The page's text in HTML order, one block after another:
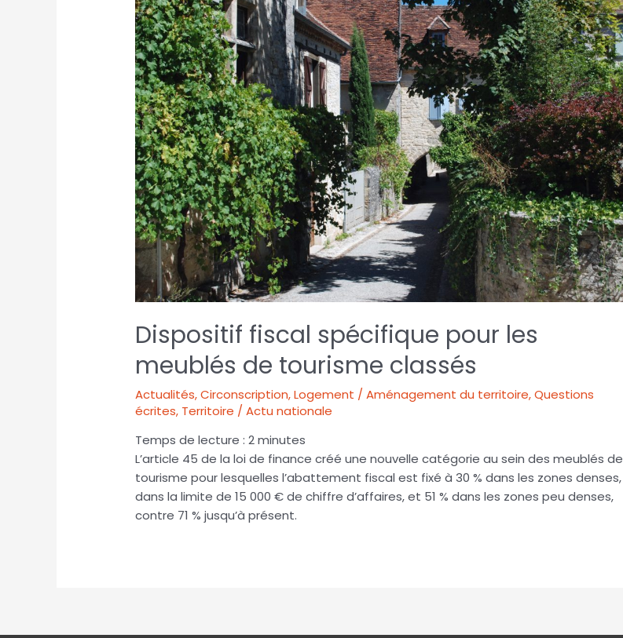
Dispositif fiscal spécifique pour les
meublés de tourisme classés
Actualités,Circonscription,Logement / Aménagement du territoire,Questions
écrites, Territoire / Actu nationale
Temps de lecture :2minutes
L’article 45 de la loi de finance créé une nouvelle catégorie au sein des meublés de
tourisme pour lesquelles l’abattement fiscal est fixé à 30 % dans les zones denses,
dans la limite de 15 000 € de chiffre d’affaires, et 51 % dans les zones peu denses,
contre 71 % jusqu’à présent.